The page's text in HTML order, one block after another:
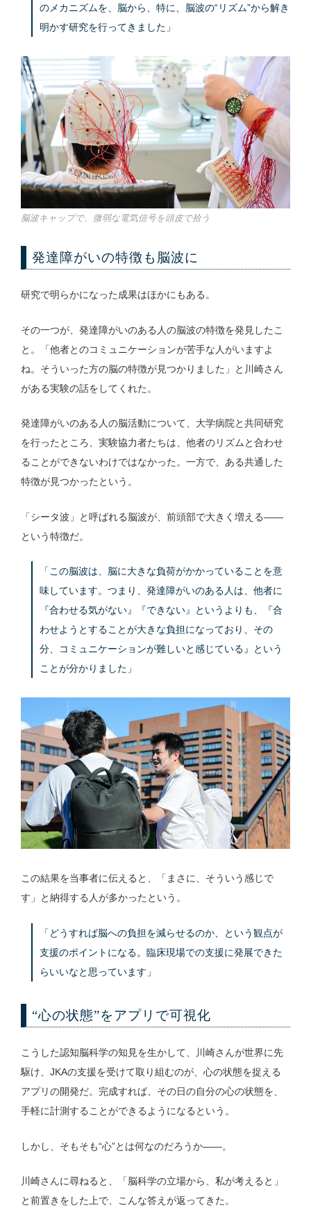
のメカニズムを、脳から、特に、脳波の“リズム”から解き
明かす研究を行ってきました」
脳波キャップで、微弱な電気信号を頭皮で拾う
発達障がいの特徴も脳波に
研究で明らかになった成果はほかにもある。
その一つが、発達障がいのある人の脳波の特徴を発見したこ
と。「他者とのコミュニケーションが苦手な人がいますよ
ね。そういった方の脳の特徴が見つかりました」と川崎さん
がある実験の話をしてくれた。
発達障がいのある人の脳活動について、大学病院と共同研究
を行ったところ、実験協力者たちは、他者のリズムと合わせ
ることができないわけではなかった。一方で、ある共通した
特徴が見つかったという。
「シータ波」と呼ばれる脳波が、前頭部で大きく増える——
という特徴だ。
「この脳波は、脳に大きな負荷がかかっていることを意
味しています。つまり、発達障がいのある人は、他者に
『合わせる気がない』『できない』というよりも、『合
わせようとすることが大きな負担になっており、その
分、コミュニケーションが難しいと感じている』という
ことが分かりました」
この結果を当事者に伝えると、「まさに、そういう感じで
す」と納得する人が多かったという。
「どうすれば脳への負担を減らせるのか、という観点が
支援のポイントになる。臨床現場での支援に発展できた
らいいなと思っています」
“心の状態”をアプリで可視化
こうした認知脳科学の知見を生かして、川崎さんが世界に先
駆け、JKAの支援を受けて取り組むのが、心の状態を捉える
アプリの開発だ。完成すれば、その日の自分の心の状態を、
手軽に計測することができるようになるという。
しかし、そもそも“心”とは何なのだろうか——。
川崎さんに尋ねると、「脳科学の立場から、私が考えると」
と前置きをした上で、こんな答えが返ってきた。